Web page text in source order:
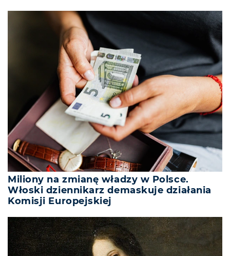
Miliony na zmianę władzy w Polsce.
Włoski dziennikarz demaskuje działania
Komisji Europejskiej